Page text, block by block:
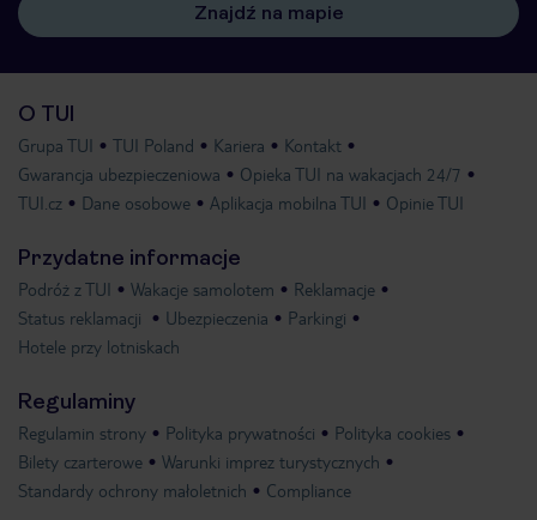
Znajdź na mapie
O TUI
Grupa TUI TUI Poland Kariera
Kontakt
Gwarancja ubezpieczeniowa
Opieka TUI na wakacjach 24/7
TUI.cz
Dane osobowe Aplikacja mobilna TUI Opinie TUI
Przydatne informacje
Podróż z TUI Wakacje samolotem
Reklamacje
Status reklamacji
Ubezpieczenia
Parkingi
Hotele przy lotniskach
Regulaminy
Regulamin strony Polityka prywatności
Polityka cookies
Bilety czarterowe
Warunki imprez turystycznych
Standardy ochrony małoletnich
Compliance